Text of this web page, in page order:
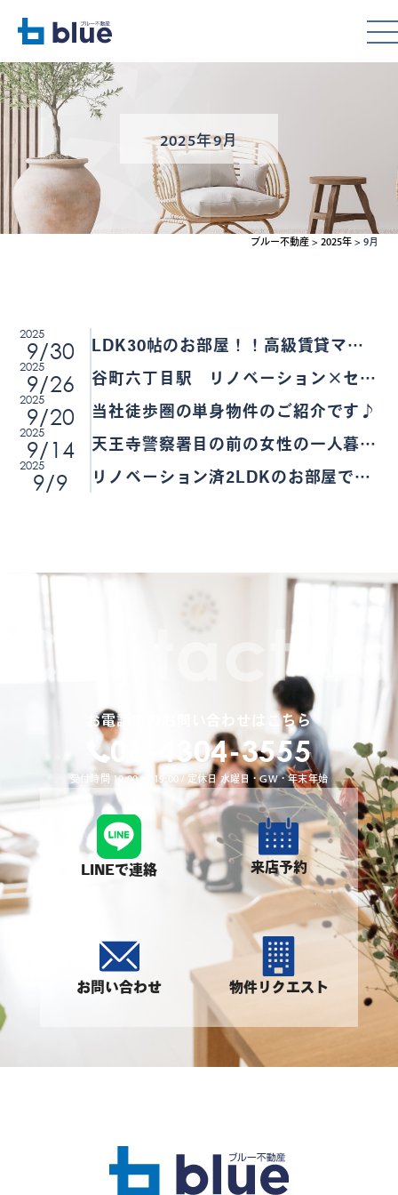
2025年9月
ブルー不動産> 2025年> 9月
2025
9/30
LDK30帖のお部屋！！高級賃貸マン
ションのご紹介です♪
2025
9/26
谷町六丁目駅 リノベーション×セパ
レート×家賃5万円
2025
9/20 当社徒歩圏の単身物件のご紹介です♪
2025
9/14
天王寺警察署目の前の女性の一人暮ら
しも安心の物件です！
2025
9/9
リノベーション済2LDKのお部屋です
お電話でのお問い合わせはこちら
06-4304-3555
受付時間 10:00 〜 19:00 / 定休日 水曜日・GW・年末年始
LINEで連絡 来店予約
お問い合わせ 物件リクエスト